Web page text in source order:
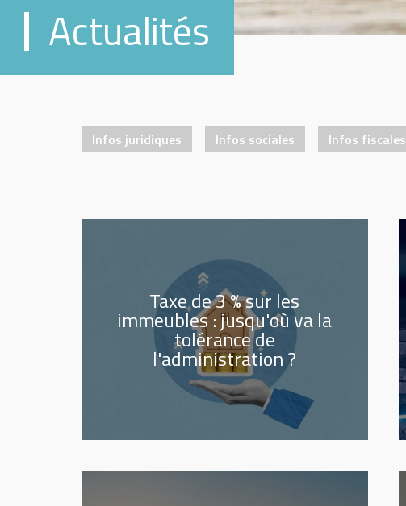
Actualités
Infos juridiques Infos sociales Infos fiscales
Taxe de 3 % sur les
immeubles : jusqu'où va la
tolérance de
l'administration ?